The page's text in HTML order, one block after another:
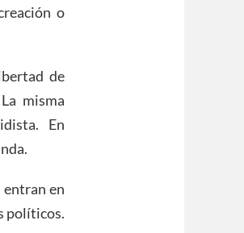
o
de
misma
En
entran en
políticos.